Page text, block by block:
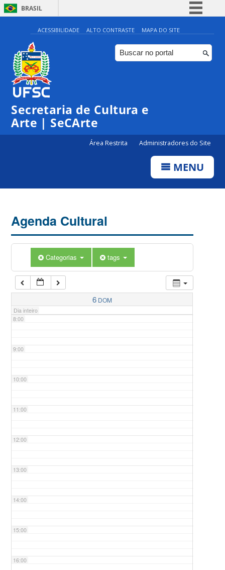
BRASIL
Simplifique!
Comunica BR
Participe
ACESSIBILIDADE ALTO CONTRASTE MAPA DO SITE
Secretaria de Cultura e
Arte | SeCArte
Área Restrita Administradores do Site
MENU
Agenda Cultural
Categorias tags
6 DOM
Dia inteiro
0:00
1:00
5:00
7:00
8:00
9:00
10:00
11:00
12:00
13:00
14:00
15:00
16:00